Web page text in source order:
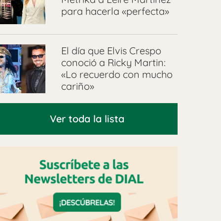
para hacerla «perfecta»
El día que Elvis Crespo
conoció a Ricky Martin:
«Lo recuerdo con mucho
cariño»
Ver toda la lista